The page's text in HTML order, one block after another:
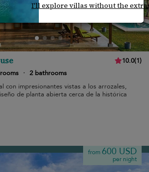
10.0(1)
· 2 bathrooms
con impresionantes vistas a los arrozales,
de planta abierta cerca de la histórica
from 600 USD
per night
I'll explore villas without the